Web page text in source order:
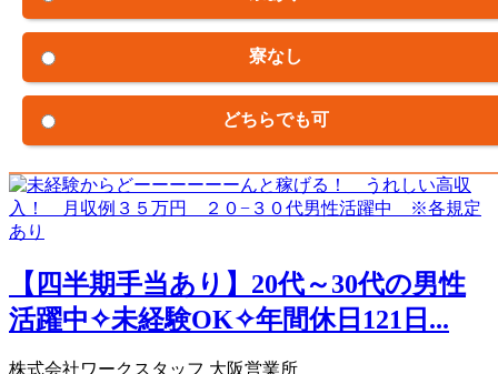
寮なし
どちらでも可
【四半期手当あり】20代～30代の男性
活躍中✧未経験OK✧年間休日121日...
株式会社ワークスタッフ 大阪営業所